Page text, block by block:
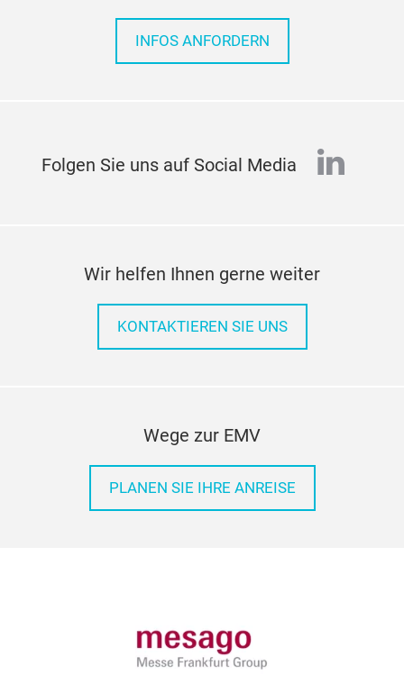
INFOS ANFORDERN
Folgen Sie uns auf Social Media
Wir helfen Ihnen gerne weiter
KONTAKTIEREN SIE UNS
Wege zur EMV
PLANEN SIE IHRE ANREISE